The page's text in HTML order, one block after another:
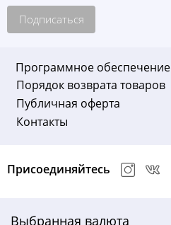
Подписаться
Программное обеспечение
Порядок возврата товаров
Публичная оферта
Контакты
Выбранная валюта
Присоединяйтесь